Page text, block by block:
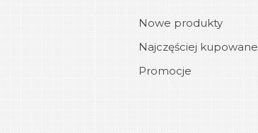
Nowe produkty
Najczęściej kupowane
Promocje